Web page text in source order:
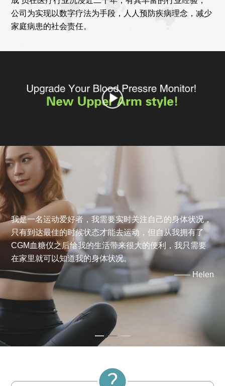
公司为实现以数字疗法为手段，人人预防疾病理念，减少
家庭病患的社会责任。
我是一名运动爱好者，我需要实时关注自己的身体状况，
只有到达最佳的时候状态才能去运动，但自从我拥有了
CGM血糖仪之后给我的生活带来很大的便利，我只需要
在家里就可以知道我的身体状况。
—— Helen